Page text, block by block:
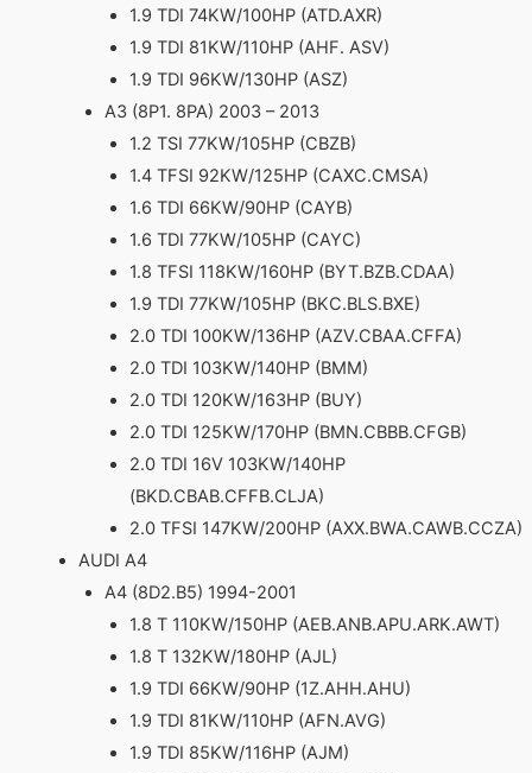
1.9 TDI 74KW/100HP (ATD.AXR)
1.9 TDI 81KW/110HP (AHF. ASV)
1.9 TDI 96KW/130HP (ASZ)
A3 (8P1. 8PA) 2003 – 2013
1.2 TSI 77KW/105HP (CBZB)
1.4 TFSI 92KW/125HP (CAXC.CMSA)
1.6 TDI 66KW/90HP (CAYB)
1.6 TDI 77KW/105HP (CAYC)
1.8 TFSI 118KW/160HP (BYT.BZB.CDAA)
1.9 TDI 77KW/105HP (BKC.BLS.BXE)
2.0 TDI 100KW/136HP (AZV.CBAA.CFFA)
2.0 TDI 103KW/140HP (BMM)
2.0 TDI 120KW/163HP (BUY)
2.0 TDI 125KW/170HP (BMN.CBBB.CFGB)
2.0 TDI 16V 103KW/140HP
(BKD.CBAB.CFFB.CLJA)
2.0 TFSI 147KW/200HP (AXX.BWA.CAWB.CCZA)
AUDI A4
A4 (8D2.B5) 1994-2001
1.8 T 110KW/150HP (AEB.ANB.APU.ARK.AWT)
1.8 T 132KW/180HP (AJL)
1.9 TDI 66KW/90HP (1Z.AHH.AHU)
1.9 TDI 81KW/110HP (AFN.AVG)
1.9 TDI 85KW/116HP (AJM)